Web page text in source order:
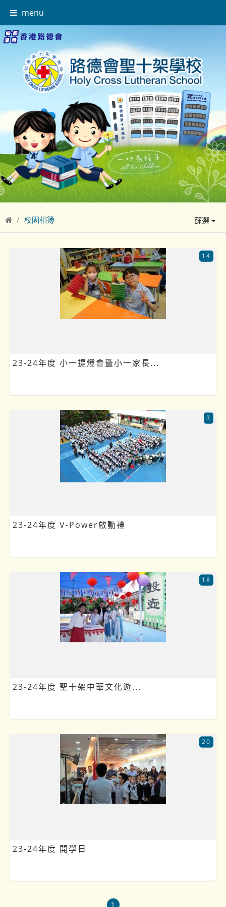
menu
校園相簿 篩選
23-24年度 小一提燈會暨小一家長...
14
23-24年度 V-Power啟動禮
3
23-24年度 聖十架中華文化遊...
18
23-24年度 開學日
20
1